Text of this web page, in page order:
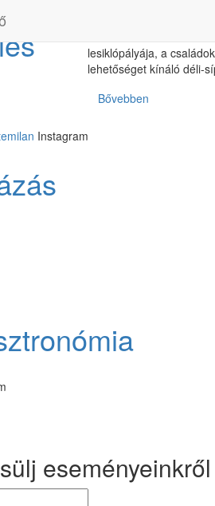
Kékestető a sísport
lesiklópályája, a
lehetőséget kínáló déli-
Bővebben
Instagram